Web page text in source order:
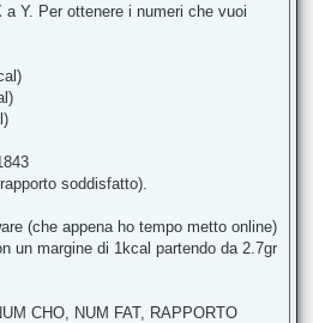
Y. Per ottenere i numeri che vuoi
soddisfatto).
(che appena ho tempo metto online)
un margine di 1kcal partendo da 2.7gr
CHO, NUM FAT, RAPPORTO